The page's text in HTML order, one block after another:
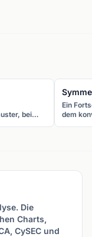
bei
Ein
dem
Die
Charts,
CySEC und